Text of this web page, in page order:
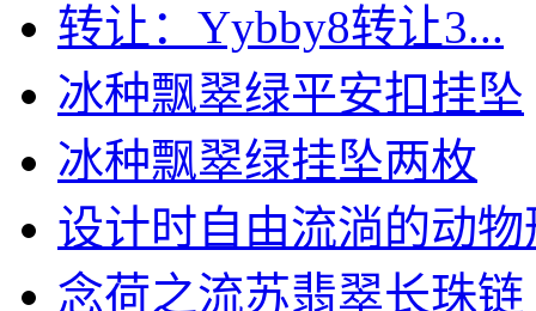
转让：Yybby8转让3...
冰种飘翠绿平安扣挂坠
冰种飘翠绿挂坠两枚
设计时自由流淌的动物
念荷之流苏翡翠长珠链